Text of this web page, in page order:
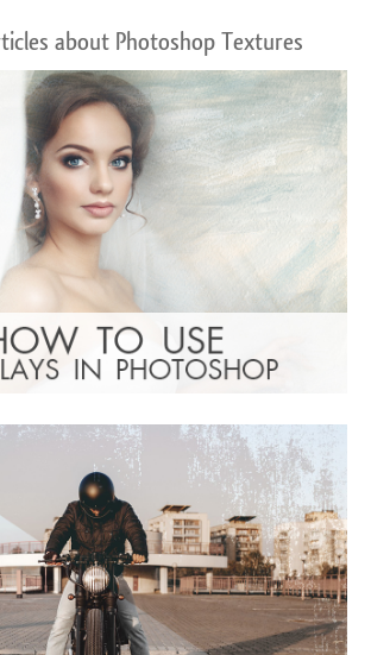
about Photoshop Textures